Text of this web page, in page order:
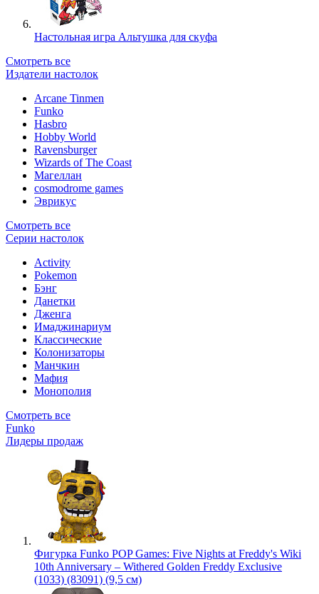
Настольная игра Альтушка для скуфа
Смотреть все
Издатели настолок
Arcane Tinmen
Funko
Hasbro
Hobby World
Ravensburger
Wizards of The Coast
Магеллан
сosmodrome games
Эврикус
Смотреть все
Серии настолок
Activity
Pokemon
Бэнг
Данетки
Дженга
Имаджинариум
Классические
Колонизаторы
Манчкин
Мафия
Монополия
Смотреть все
Funko
Лидеры продаж
Фигурка Funko POP Games: Five Nights at Freddy's Wiki
10th Anniversary – Withered Golden Freddy Exclusive
(1033) (83091) (9,5 см)